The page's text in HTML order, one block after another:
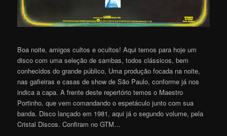
Boa noite, amigos cultos e ocultos! Aqui temos para hoje um
disco com uma seleção de sambas, todos clássicos, bem
conhecidos do grande público, Uma produção focada na noite,
nas gafieiras e casas de show de São Paulo, conforme já nos
indica a capa. A frente deste repertório temos o Maestro
Portinho, que vem comandando o espetáculo junto com sua
banda. Disco lançado em 1981, aqui já o segundo volume, pela
Cristal Discos. Confiram no GTM…